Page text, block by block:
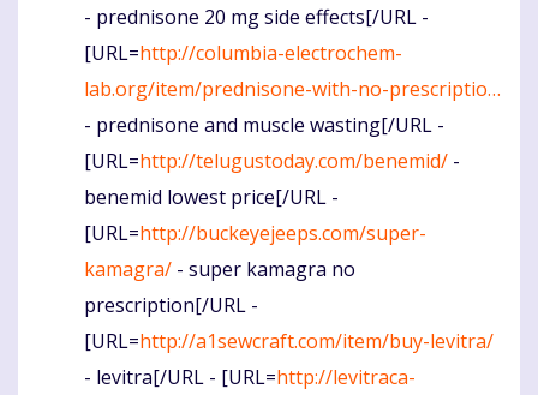
- prednisone 20 mg side effects[/URL -
[URL=http://columbia-electrochem-
lab.org/item/prednisone-with-no-prescriptio…
- prednisone and muscle wasting[/URL -
[URL=http://telugustoday.com/benemid/ -
benemid lowest price[/URL -
[URL=http://buckeyejeeps.com/super-
kamagra/ - super kamagra no
prescription[/URL -
[URL=http://a1sewcraft.com/item/buy-levitra/
- levitra[/URL - [URL=http://levitraca-